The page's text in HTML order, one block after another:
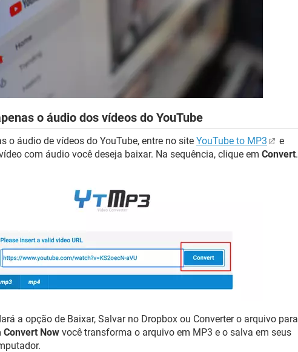
o áudio dos vídeos do YouTube
o áudio de vídeos do YouTube, entre no site YouTube to MP3
e
com áudio você deseja baixar. Na sequência, clique em Convert.
a opção de Baixar, Salvar no Dropbox ou Converter o arquivo para
Convert Now você transforma o arquivo em MP3 e o salva em seus